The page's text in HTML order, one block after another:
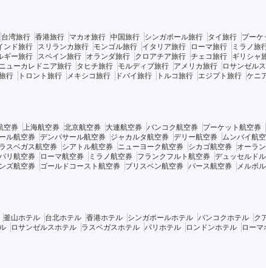
台湾旅行 香港旅行 マカオ旅行 中国旅行 シンガポール旅行 タイ旅行
プーケ
ンド旅行 スリランカ旅行 モンゴル旅行 イタリア旅行 ローマ旅行
ミラノ旅
ギー旅行 スペイン旅行 オランダ旅行 クロアチア旅行 チェコ旅行
ギリシャ
ニューカレドニア旅行 タヒチ旅行 モルディブ旅行 アメリカ旅行
ロサンゼル
行 トロント旅行 メキシコ旅行 ドバイ旅行 トルコ旅行 エジプト旅行 ケニ
空券 上海航空券 北京航空券 大連航空券 バンコク航空券
プーケット航空券
ル航空券 デンパサール航空券 ジャカルタ航空券 デリー航空券 ムンバイ航
ラスベガス航空券 シアトル航空券 ニューヨーク航空券 シカゴ航空券
オーラ
リ航空券 ローマ航空券 ミラノ航空券 フランクフルト航空券 デュッセルド
ズ航空券 ゴールドコースト航空券 ブリスベン航空券 パース航空券 メルボ
釜山ホテル 台北ホテル 香港ホテル シンガポールホテル バンコクホテル
ク
ロサンゼルスホテル ラスベガスホテル パリホテル ロンドンホテル ローマ